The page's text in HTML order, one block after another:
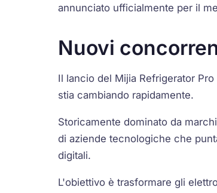
annunciato ufficialmente per il
Nuovi
Il lancio del Mijia Refrigerator
stia cambiando rapidamente.
Storicamente dominato da
di aziende tecnologiche che
digitali.
L'obiettivo è trasformare gli